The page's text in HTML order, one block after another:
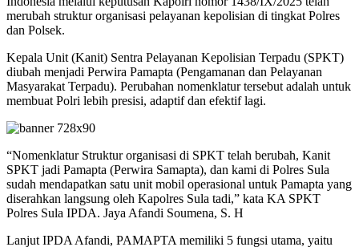
merubah struktur organisasi pelayanan kepolisian di tingkat Polres
dan Polsek.
Kepala Unit (Kanit) Sentra Pelayanan Kepolisian Terpadu (SPKT)
diubah menjadi Perwira Pamapta (Pengamanan dan Pelayanan
Masyarakat Terpadu). Perubahan nomenklatur tersebut adalah untuk
membuat Polri lebih presisi, adaptif dan efektif lagi.
“Nomenklatur Struktur organisasi di SPKT telah berubah, Kanit
SPKT jadi Pamapta (Perwira Samapta), dan kami di Polres Sula
sudah mendapatkan satu unit mobil operasional untuk Pamapta yang
diserahkan langsung oleh Kapolres Sula tadi,” kata KA SPKT
Polres Sula IPDA. Jaya Afandi Soumena, S. H
Lanjut IPDA Afandi, PAMAPTA memiliki 5 fungsi utama, yaitu